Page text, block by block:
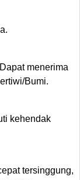
menerima
Bumi.
kehendak
tersinggung,